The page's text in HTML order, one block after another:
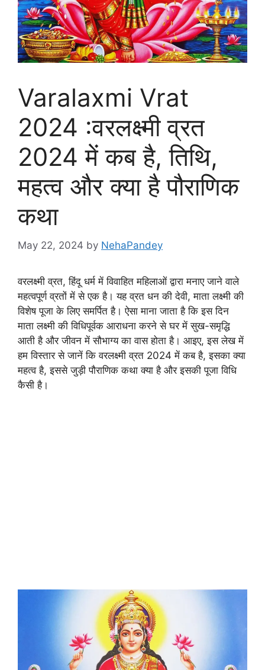
Varalaxmi Vrat
2024 :वरलक्ष्मी व्रत
2024 में कब है, तिथि,
महत्व और क्या है पौराणिक
कथा
May 22, 2024 by NehaPandey
वरलक्ष्मी व्रत, हिंदू धर्म में विवाहित महिलाओं द्वारा मनाए जाने वाले
महत्वपूर्ण व्रतों में से एक है। यह व्रत धन की देवी, माता लक्ष्मी की
विशेष पूजा के लिए समर्पित है। ऐसा माना जाता है कि इस दिन
माता लक्ष्मी की विधिपूर्वक आराधना करने से घर में सुख-समृद्धि
आती है और जीवन में सौभाग्य का वास होता है। आइए, इस लेख में
हम विस्तार से जानें कि वरलक्ष्मी व्रत 2024 में कब है, इसका क्या
महत्व है, इससे जुड़ी पौराणिक कथा क्या है और इसकी पूजा विधि
कैसी है।